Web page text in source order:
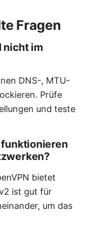
Fragen
nicht im
DNS-, MTU-
Prüfe
und teste
bietet
ist gut für
um das